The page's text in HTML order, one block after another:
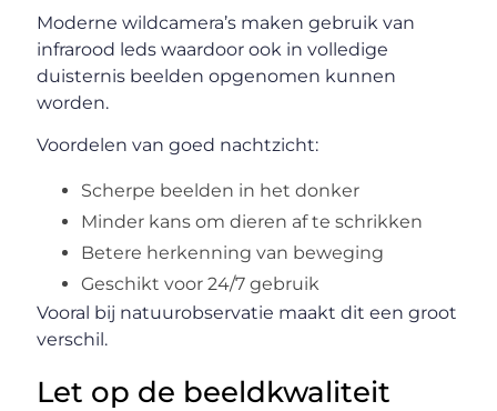
Moderne wildcamera’s maken gebruik van
infrarood leds waardoor ook in volledige
duisternis beelden opgenomen kunnen
worden.
Voordelen van goed nachtzicht:
Scherpe beelden in het donker
Minder kans om dieren af te schrikken
Betere herkenning van beweging
Geschikt voor 24/7 gebruik
Vooral bij natuurobservatie maakt dit een groot
verschil.
Let op de beeldkwaliteit